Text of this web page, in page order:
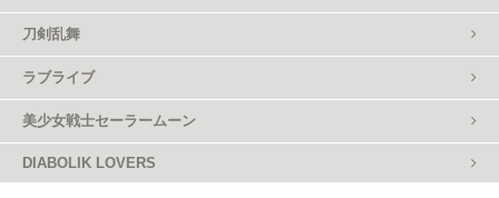
刀剣乱舞
ラブライブ
美少女戦士セーラームーン
DIABOLIK LOVERS